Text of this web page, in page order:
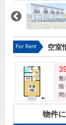
For Rent 空室
敷/
階
間
物件